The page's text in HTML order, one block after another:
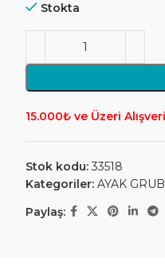
Stokta
15.000₺ ve Üzeri
Stok kodu:33518
Kategoriler: AYAK
Paylaş: